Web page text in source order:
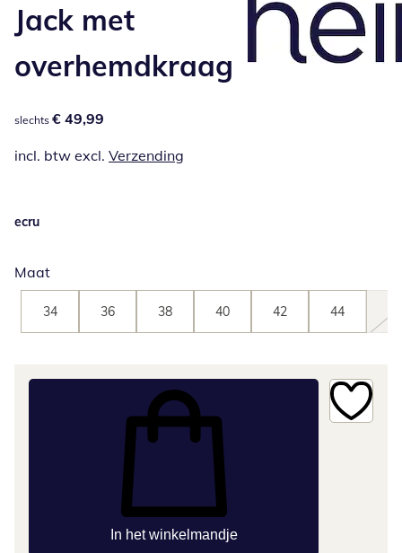
Jack met
overhemdkraag
€ 49,99
slechts € 49,99
incl. btw excl. Verzending
ecru
Maat
34 36 38 40 42 44
In het winkelmandje